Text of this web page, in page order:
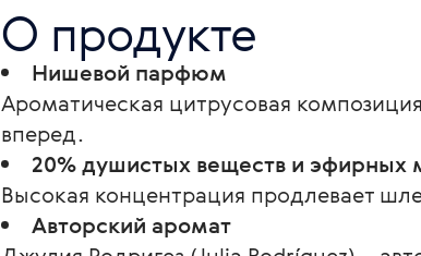
О продукте
Нишевой парфюм
Ароматическая цитрусовая
вперед.
20% душистых веществ и эфирных
Высокая концентрация продлевает
Авторский аромат